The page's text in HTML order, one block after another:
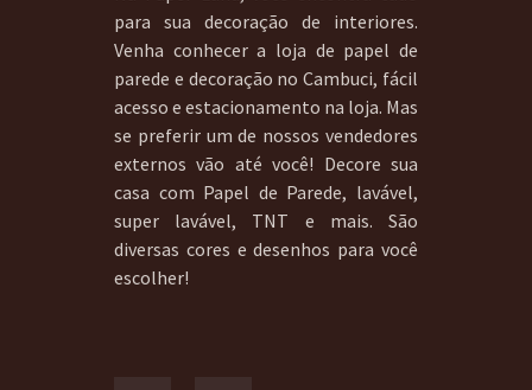
para sua decoração de interiores.
Venha conhecer a loja de papel de
parede e decoração no Cambuci, fácil
acesso e estacionamento na loja. Mas
se preferir um de nossos vendedores
externos vão até você! Decore sua
casa com Papel de Parede, lavável,
super lavável, TNT e mais. São
diversas cores e desenhos para você
escolher!